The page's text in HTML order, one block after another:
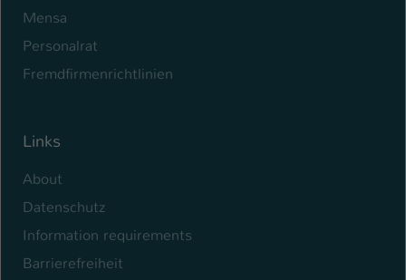
Mensa
Personalrat
Fremdfirmenrichtlinien
Links
About
Datenschutz
Information requirements
Barrierefreiheit